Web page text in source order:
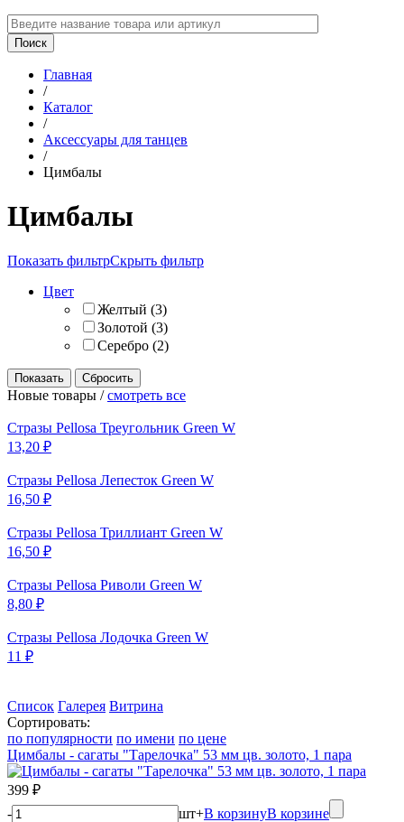
Главная
/
Каталог
/
Аксессуары для танцев
/
Цимбалы
Цимбалы
Показать фильтрСкрыть фильтр
Цвет
Желтый (3)
Золотой (3)
Серебро (2)
Новые товары /смотреть все
Стразы Pellosa Треугольник Green W
13,20 ₽
Стразы Pellosa Лепесток Green W
16,50 ₽
Стразы Pellosa Триллиант Green W
16,50 ₽
Стразы Pellosa Риволи Green W
8,80 ₽
Стразы Pellosa Лодочка Green W
11 ₽
Список Галерея Витрина
Сортировать:
по популярности по имени по цене
Цимбалы - сагаты "Тарелочка" 53 мм цв. золото, 1 пара
399 ₽
-
шт+В корзинуВ корзине